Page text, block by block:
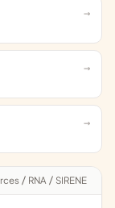
/ RNA / SIRENE